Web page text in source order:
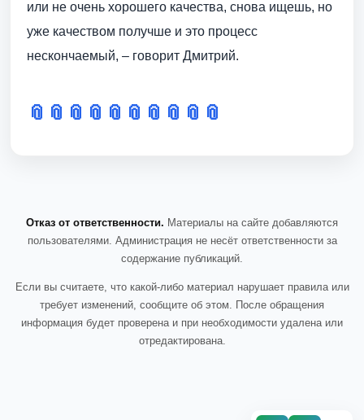
или не очень хорошего качества, снова ищешь, но
уже качеством получше и это процесс
нескончаемый, – говорит Дмитрий.
📎 📎 📎 📎 📎 📎 📎 📎 📎 📎
Отказ от ответственности. Материалы на сайте добавляются
пользователями. Администрация не несёт ответственности за
содержание публикаций.
Если вы считаете, что какой-либо материал нарушает правила или
требует изменений, сообщите об этом. После обращения
информация будет проверена и при необходимости удалена или
отредактирована.